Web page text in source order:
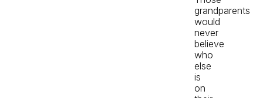
grandparents
would
never
believe
who
else
is
on